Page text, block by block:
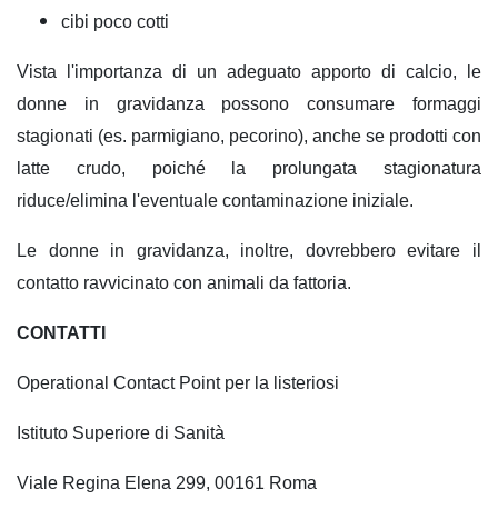
cibi poco cotti
Vista l'importanza di un adeguato apporto di calcio, le
donne in gravidanza possono consumare formaggi
stagionati (es. parmigiano, pecorino), anche se prodotti con
latte crudo, poiché la prolungata stagionatura
riduce/elimina l'eventuale contaminazione iniziale.
Le donne in gravidanza, inoltre, dovrebbero evitare il
contatto ravvicinato con animali da fattoria.
CONTATTI
Operational Contact Point per la listeriosi
Istituto Superiore di Sanità
Viale Regina Elena 299, 00161 Roma